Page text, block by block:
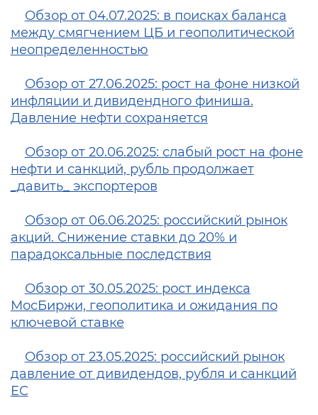
Обзор от 04.07.2025: в поисках баланса
между смягчением ЦБ и геополитической
неопределенностью
Обзор от 27.06.2025: рост на фоне низкой
инфляции и дивидендного финиша.
Давление нефти сохраняется
Обзор от 20.06.2025: cлабый рост на фоне
нефти и санкций, рубль продолжает
_давить_ экспортеров
Обзор от 06.06.2025: российский рынок
акций. Снижение ставки до 20% и
парадоксальные последствия
Обзор от 30.05.2025: рост индекса
МосБиржи, геополитика и ожидания по
ключевой ставке
Обзор от 23.05.2025: российский рынок
давление от дивидендов, рубля и санкций
ЕС